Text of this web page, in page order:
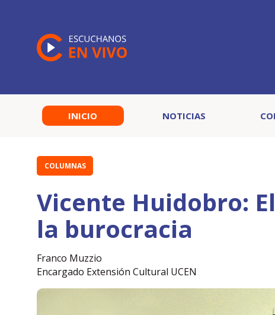
INICIO NOTICIAS
COLUMNAS
Vicente Huidobro:
la burocracia
Franco Muzzio
Encargado Extensión Cultural UCEN